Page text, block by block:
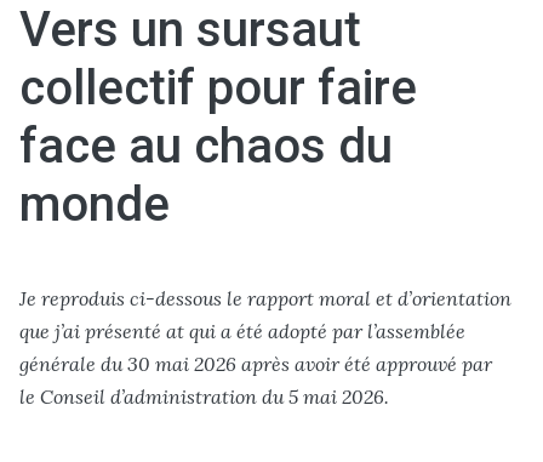
Vers un sursaut
collectif pour faire
face au chaos du
monde
Je reproduis ci-dessous le rapport moral et d’orientation
que j’ai présenté at qui a été adopté par l’assemblée
générale du 30 mai 2026 après avoir été approuvé par
le Conseil d’administration du 5 mai 2026.